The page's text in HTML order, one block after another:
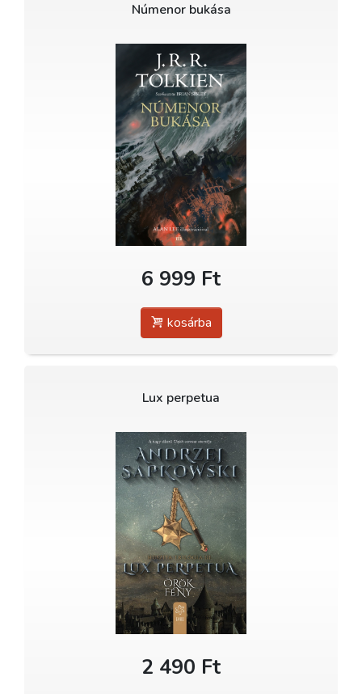
Númenor bukása
6 999 Ft
kosárba
Lux perpetua
2 490 Ft